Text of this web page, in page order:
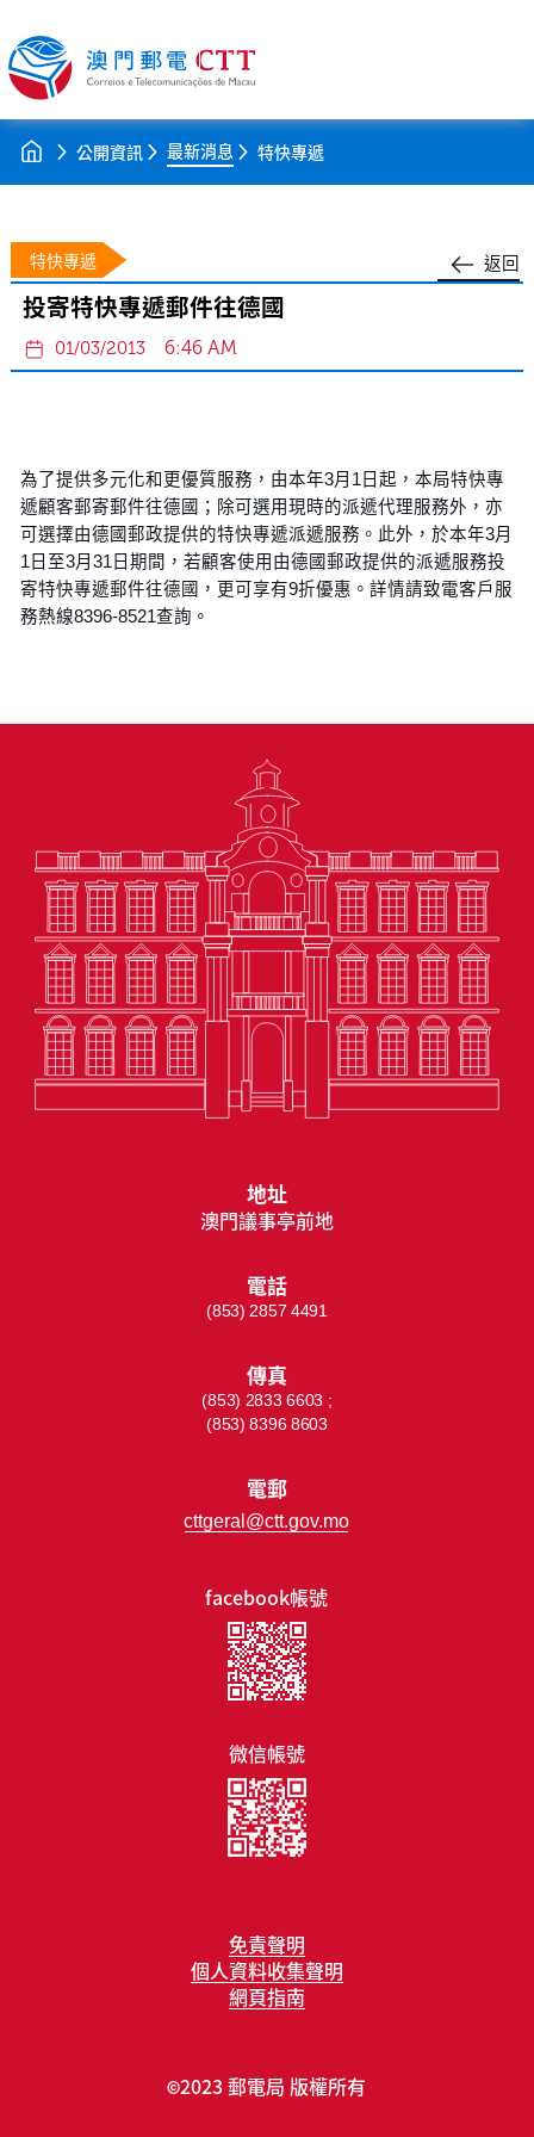
公開資訊 最新消息 特快專遞
返回
特快專遞
投寄特快專遞郵件往德國
01/03/2013 6:46 AM
為了提供多元化和更優質服務，由本年3月1日起，本局特快專
遞顧客郵寄郵件往德國；除可選用現時的派遞代理服務外，亦
可選擇由德國郵政提供的特快專遞派遞服務。此外，於本年3月
1日至3月31日期間，若顧客使用由德國郵政提供的派遞服務投
寄特快專遞郵件往德國，更可享有9折優惠。詳情請致電客戶服
務熱線8396-8521查詢。
免責聲明
個人資料收集聲明
網頁指南
facebook帳號
微信帳號
地址
澳門議事亭前地
電話
(853) 2857 4491
傳真
(853) 2833 6603 ;
(853) 8396 8603
電郵
cttgeral@ctt.gov.mo
©2023 郵電局 版權所有